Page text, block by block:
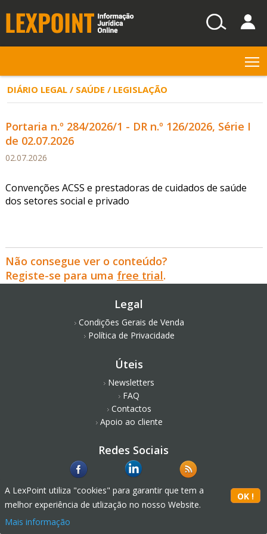
DIÁRIO LEGAL / SAÚDE / LEGISLAÇÃO
Portaria n.º 284/2026/1 - DR n.º 126/2026, Série I
de 02.07.2026
02.07.2026
Convenções ACSS e prestadoras de cuidados de saúde
dos setores social e privado
Não consegue ver o conteúdo?
Registe-se para uma free trial.
Legal
Condições Gerais de Venda
Política de Privacidade
Úteis
Newsletters
FAQ
Contactos
Apoio ao cliente
Redes Sociais
A LexPoint utiliza "cookies" para garantir que tem a
melhor experiência de utlização no nosso Website.
Mais informação